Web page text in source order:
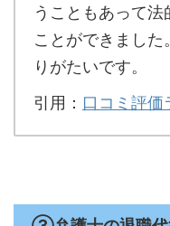
うこともあって
ことができまし
りがたいです。
引用： 口コミ評価